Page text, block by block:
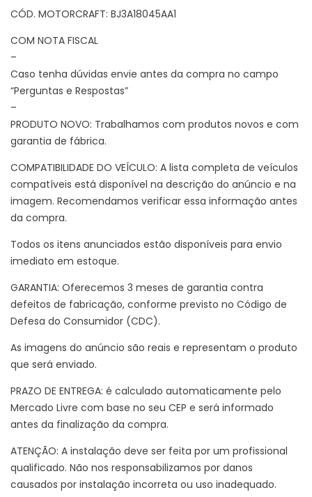
CÓD. MOTORCRAFT: BJ3A18045AA1
COM NOTA FISCAL
–
Caso tenha dúvidas envie antes da compra no campo
“Perguntas e Respostas”
–
PRODUTO NOVO: Trabalhamos com produtos novos e com
garantia de fábrica.
COMPATIBILIDADE DO VEÍCULO: A lista completa de veículos
compatíveis está disponível na descrição do anúncio e na
imagem. Recomendamos verificar essa informação antes
da compra.
Todos os itens anunciados estão disponíveis para envio
imediato em estoque.
GARANTIA: Oferecemos 3 meses de garantia contra
defeitos de fabricação, conforme previsto no Código de
Defesa do Consumidor (CDC).
As imagens do anúncio são reais e representam o produto
que será enviado.
PRAZO DE ENTREGA: é calculado automaticamente pelo
Mercado Livre com base no seu CEP e será informado
antes da finalização da compra.
ATENÇÃO: A instalação deve ser feita por um profissional
qualificado. Não nos responsabilizamos por danos
causados por instalação incorreta ou uso inadequado.